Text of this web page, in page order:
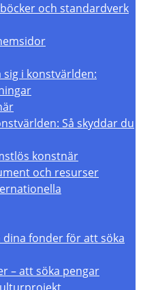
och standardverk
i konstvärlden:
Så skyddar du
konstnär
och resurser
fonder för att söka
– att söka pengar